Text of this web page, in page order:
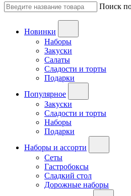
Поиск
Новинки
Наборы
Закуски
Салаты
Сладости и торты
Подарки
Популярное
Закуски
Сладости и торты
Наборы
Подарки
Наборы и ассорти
Сеты
Гастробоксы
Сладкий стол
Дорожные наборы